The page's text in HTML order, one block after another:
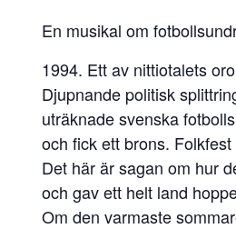
En musikal om
1994. Ett av nittiotalets
Djupnande politisk
uträknade svenska
och fick ett brons.
Det här är sagan om hur
och gav ett helt land
Om den varmaste